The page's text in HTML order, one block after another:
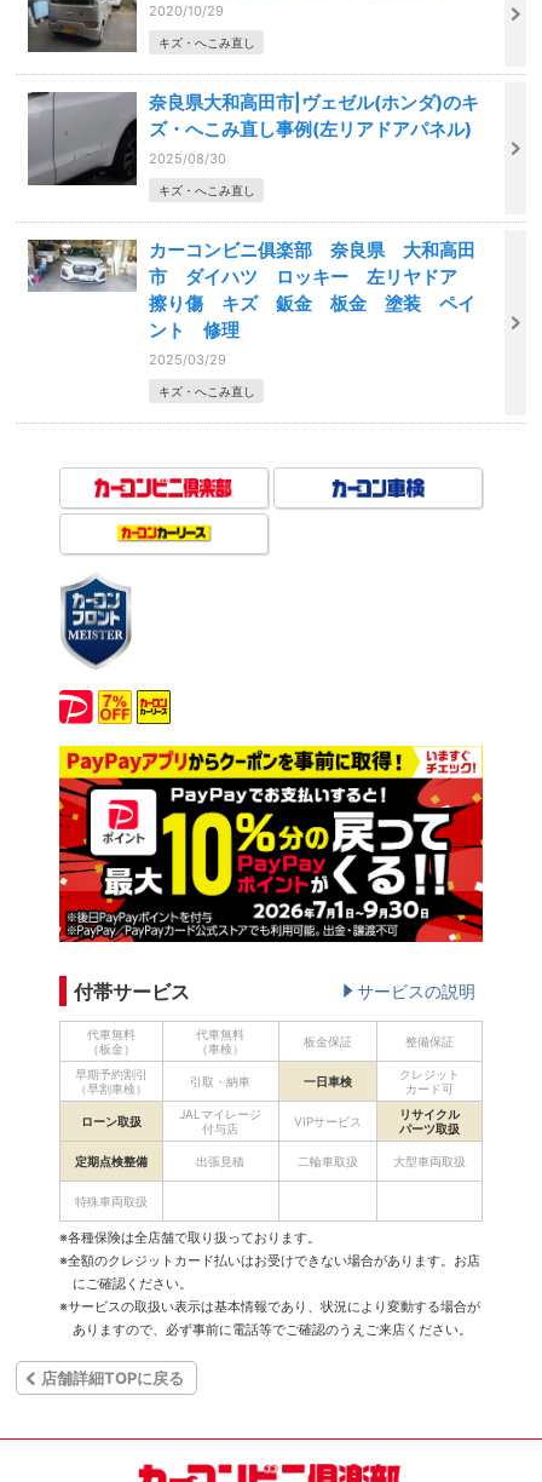
2020/10/29
キズ・へこみ直し
奈良県大和高田市|ヴェゼル(ホンダ)のキ
ズ・へこみ直し事例(左リアドアパネル)
2025/08/30
キズ・へこみ直し
カーコンビニ俱楽部 奈良県 大和高田
市 ダイハツ ロッキー 左リヤドア
擦り傷 キズ 鈑金 板金 塗装 ペイ
ント 修理
2025/03/29
キズ・へこみ直し
付帯サービス サービスの説明
代車無料
（板金）
代車無料
（車検）
板金保証 整備保証
早期予約割引
（早割車検）
引取・納車 一日車検
クレジット
カード可
ローン取扱
JALマイレージ
付与店
VIPサービス
リサイクル
パーツ取扱
定期点検整備 出張見積 二輪車取扱 大型車両取扱
特殊車両取扱
※各種保険は全店舗で取り扱っております。
※全額のクレジットカード払いはお受けできない場合があります。お店
にご確認ください。
※サービスの取扱い表示は基本情報であり、状況により変動する場合が
ありますので、必ず事前に電話等でご確認のうえご来店ください。
店舗詳細TOPに戻る